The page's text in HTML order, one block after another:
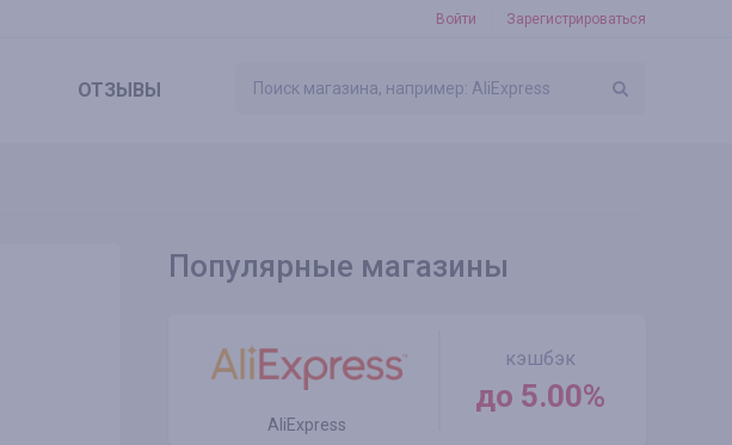
Войти Зарегистрироваться
ОТЗЫВЫ
Популярные магазины
AliExpress
кэшбэк
до 5.00%